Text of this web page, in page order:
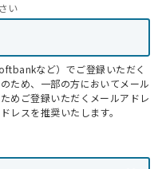
い
など）でご登録いただく
ため、一部の方においてメール
めご登録いただくメールアドレ
レスを推奨いたします。